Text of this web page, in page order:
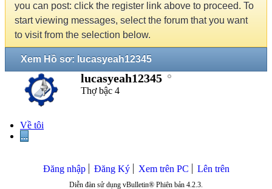
you can post: click the register link above to proceed. To
start viewing messages, select the forum that you want
to visit from the selection below.
Xem Hồ sơ: lucasyeah12345
lucasyeah12345
Thợ bậc 4
Về tôi
...
Đăng nhập Đăng Ký Xem trên PC Lên trên
Diễn đàn sử dụng vBulletin® Phiên bản 4.2.3.